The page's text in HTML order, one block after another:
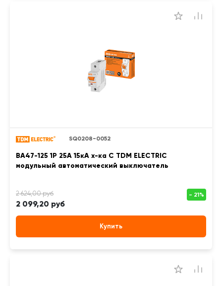
SQ0208-0052
ВА47-125 1Р 25А 15кА х-ка С TDM ELECTRIC
модульный автоматический выключатель
2 099,20 руб
Купить